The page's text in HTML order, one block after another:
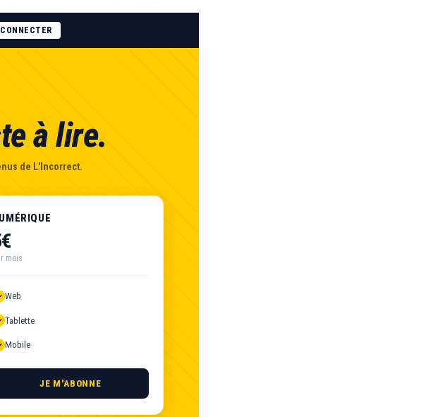
à lire.
de L'Incorrect.
mois
Web
Tablette
Mobile
JE M'ABONNE